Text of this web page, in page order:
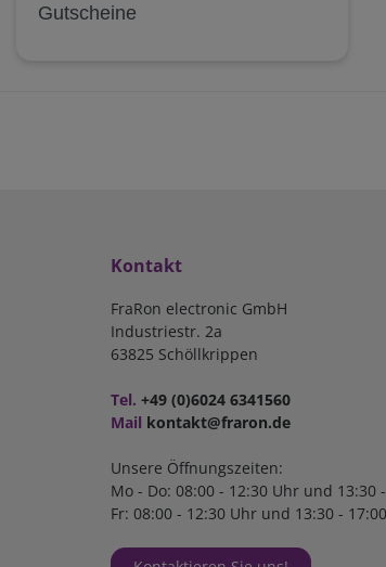
Gutscheine
Kontakt
FraRon electronic GmbH
Industriestr. 2a
63825 Schöllkrippen
Tel. +49 (0)6024 6341560
Mail kontakt@fraron.de
Unsere Öffnungszeiten:
Mo - Do: 08:00 - 12:30 Uhr und 13:30
Fr: 08:00 - 12:30 Uhr und 13:30 -